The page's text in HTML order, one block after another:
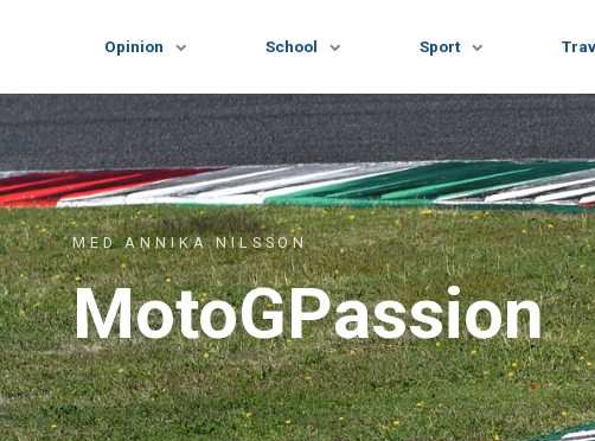
Opinion School Sport
MED ANNIKA NILSSON
MotoGPassion